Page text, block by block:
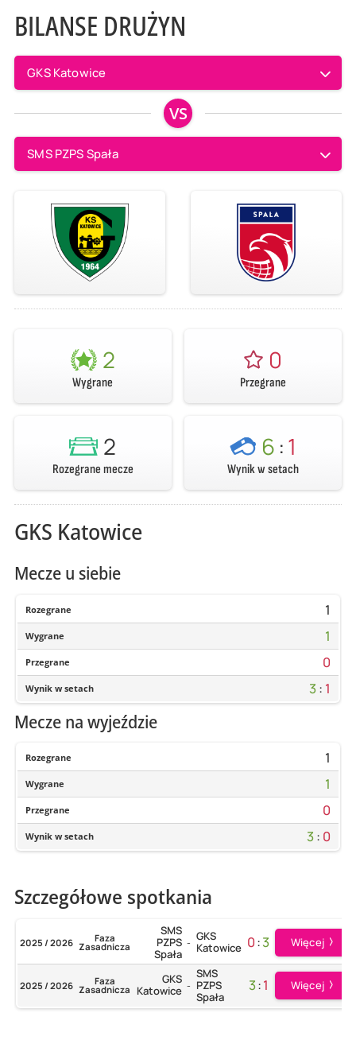
BILANSE DRUŻYN
GKS Katowice
VS
SMS PZPS Spała
2
Wygrane
0
Przegrane
2
Rozegrane mecze
6 :1
Wynik w setach
GKS Katowice
Mecze u siebie
Rozegrane 1
Wygrane 1
Przegrane 0
Wynik w setach 3: 1
Mecze na wyjeździe
Rozegrane 1
Wygrane 1
Przegrane 0
Wynik w setach 3: 0
Szczegółowe spotkania
2025 / 2026 Faza
Zasadnicza
SMS
PZPS
Spała
- GKS
Katowice 0:3 Więcej
2025 / 2026 Faza
Zasadnicza
GKS
Katowice -
SMS
PZPS
Spała
3:1 Więcej